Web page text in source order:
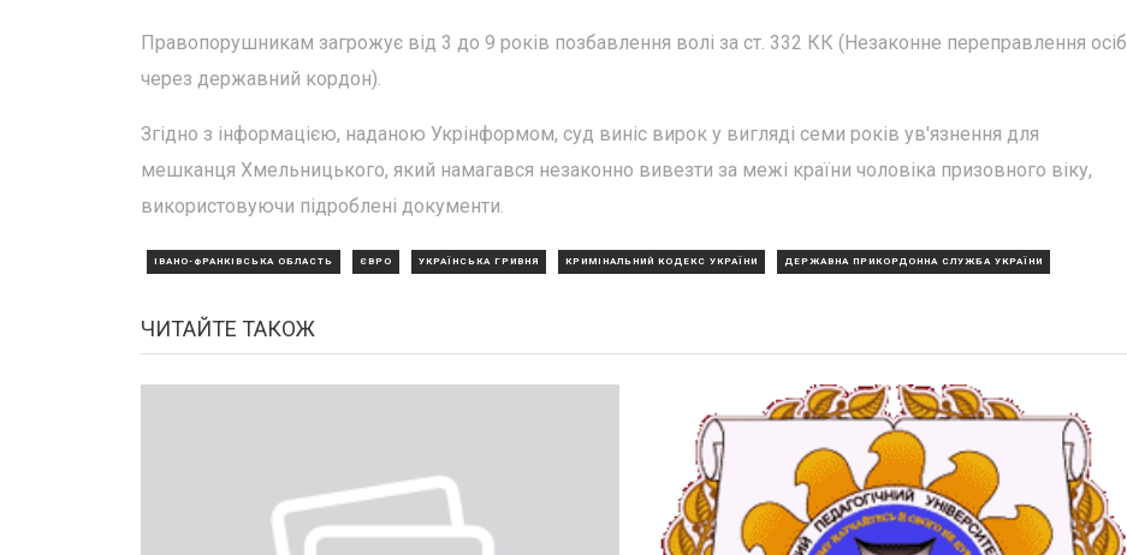
Правопорушникам загрожує від 3 до 9 років позбавлення волі за ст. 332 КК (Незаконне переправлення осіб
через державний кордон).
Згідно з інформацією, наданою Укрінформом, суд виніс вирок у вигляді семи років ув'язнення для
мешканця Хмельницького, який намагався незаконно вивезти за межі країни чоловіка призовного віку,
використовуючи підроблені документи.
ІВАНО-ФРАНКІВСЬКА ОБЛАСТЬ ЄВРО УКРАЇНСЬКА ГРИВНЯ КРИМІНАЛЬНИЙ КОДЕКС УКРАЇНИ ДЕРЖАВНА ПРИКОРДОННА СЛУЖБА УКРАЇНИ
ЧИТАЙТЕ ТАКОЖ